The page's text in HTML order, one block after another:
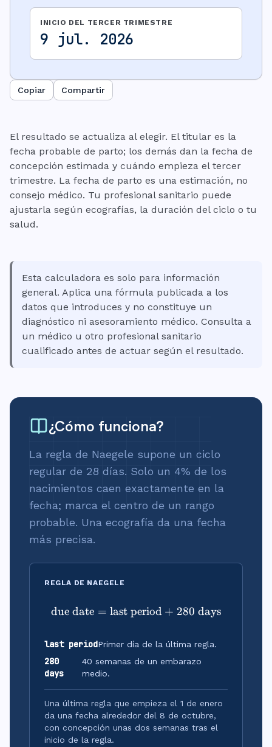
INICIO DEL TERCER TRIMESTRE
9 jul. 2026
Copiar Compartir
El resultado se actualiza al elegir. El titular es la
fecha probable de parto; los demás dan la fecha de
concepción estimada y cuándo empieza el tercer
trimestre. La fecha de parto es una estimación, no
consejo médico. Tu profesional sanitario puede
ajustarla según ecografías, la duración del ciclo o tu
salud.
Esta calculadora es solo para información
general. Aplica una fórmula publicada a los
datos que introduces y no constituye un
diagnóstico ni asesoramiento médico. Consulta a
un médico u otro profesional sanitario
cualificado antes de actuar según el resultado.
¿Cómo funciona?
La regla de Naegele supone un ciclo
regular de 28 días. Solo un 4% de los
nacimientos caen exactamente en la
fecha; marca el centro de un rango
probable. Una ecografía da una fecha
más precisa.
REGLA DE NAEGELE
\text{due date} =
due date = last period + 280 days
last periodPrimer día de la última regla.
280
days
40 semanas de un embarazo
medio.
Una última regla que empieza el 1 de enero
da una fecha alrededor del 8 de octubre,
con concepción unas dos semanas tras el
inicio de la regla.